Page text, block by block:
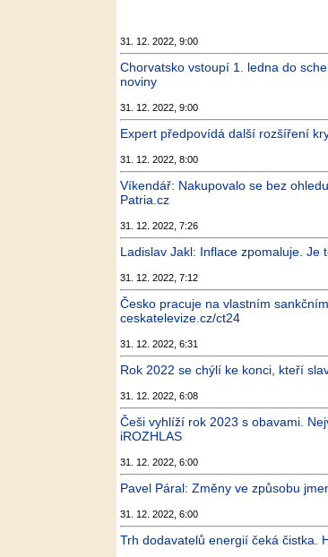
31. 12. 2022, 9:00
Chorvatsko vstoupí 1. ledna do
noviny
31. 12. 2022, 9:00
Expert předpovídá další rozšíření
31. 12. 2022, 8:00
Víkendář: Nakupovalo se bez
Patria.cz
31. 12. 2022, 7:26
Ladislav Jakl: Inflace zpomaluje.
31. 12. 2022, 7:12
Česko pracuje na vlastním
ceskatelevize.cz/ct24
31. 12. 2022, 6:31
Rok 2022 se chýlí ke konci, kteří
31. 12. 2022, 6:08
Češi vyhlíží rok 2023 s obavami.
iROZHLAS
31. 12. 2022, 6:00
Pavel Páral: Změny ve způsobu
31. 12. 2022, 6:00
Trh dodavatelů energií čeká čistka.